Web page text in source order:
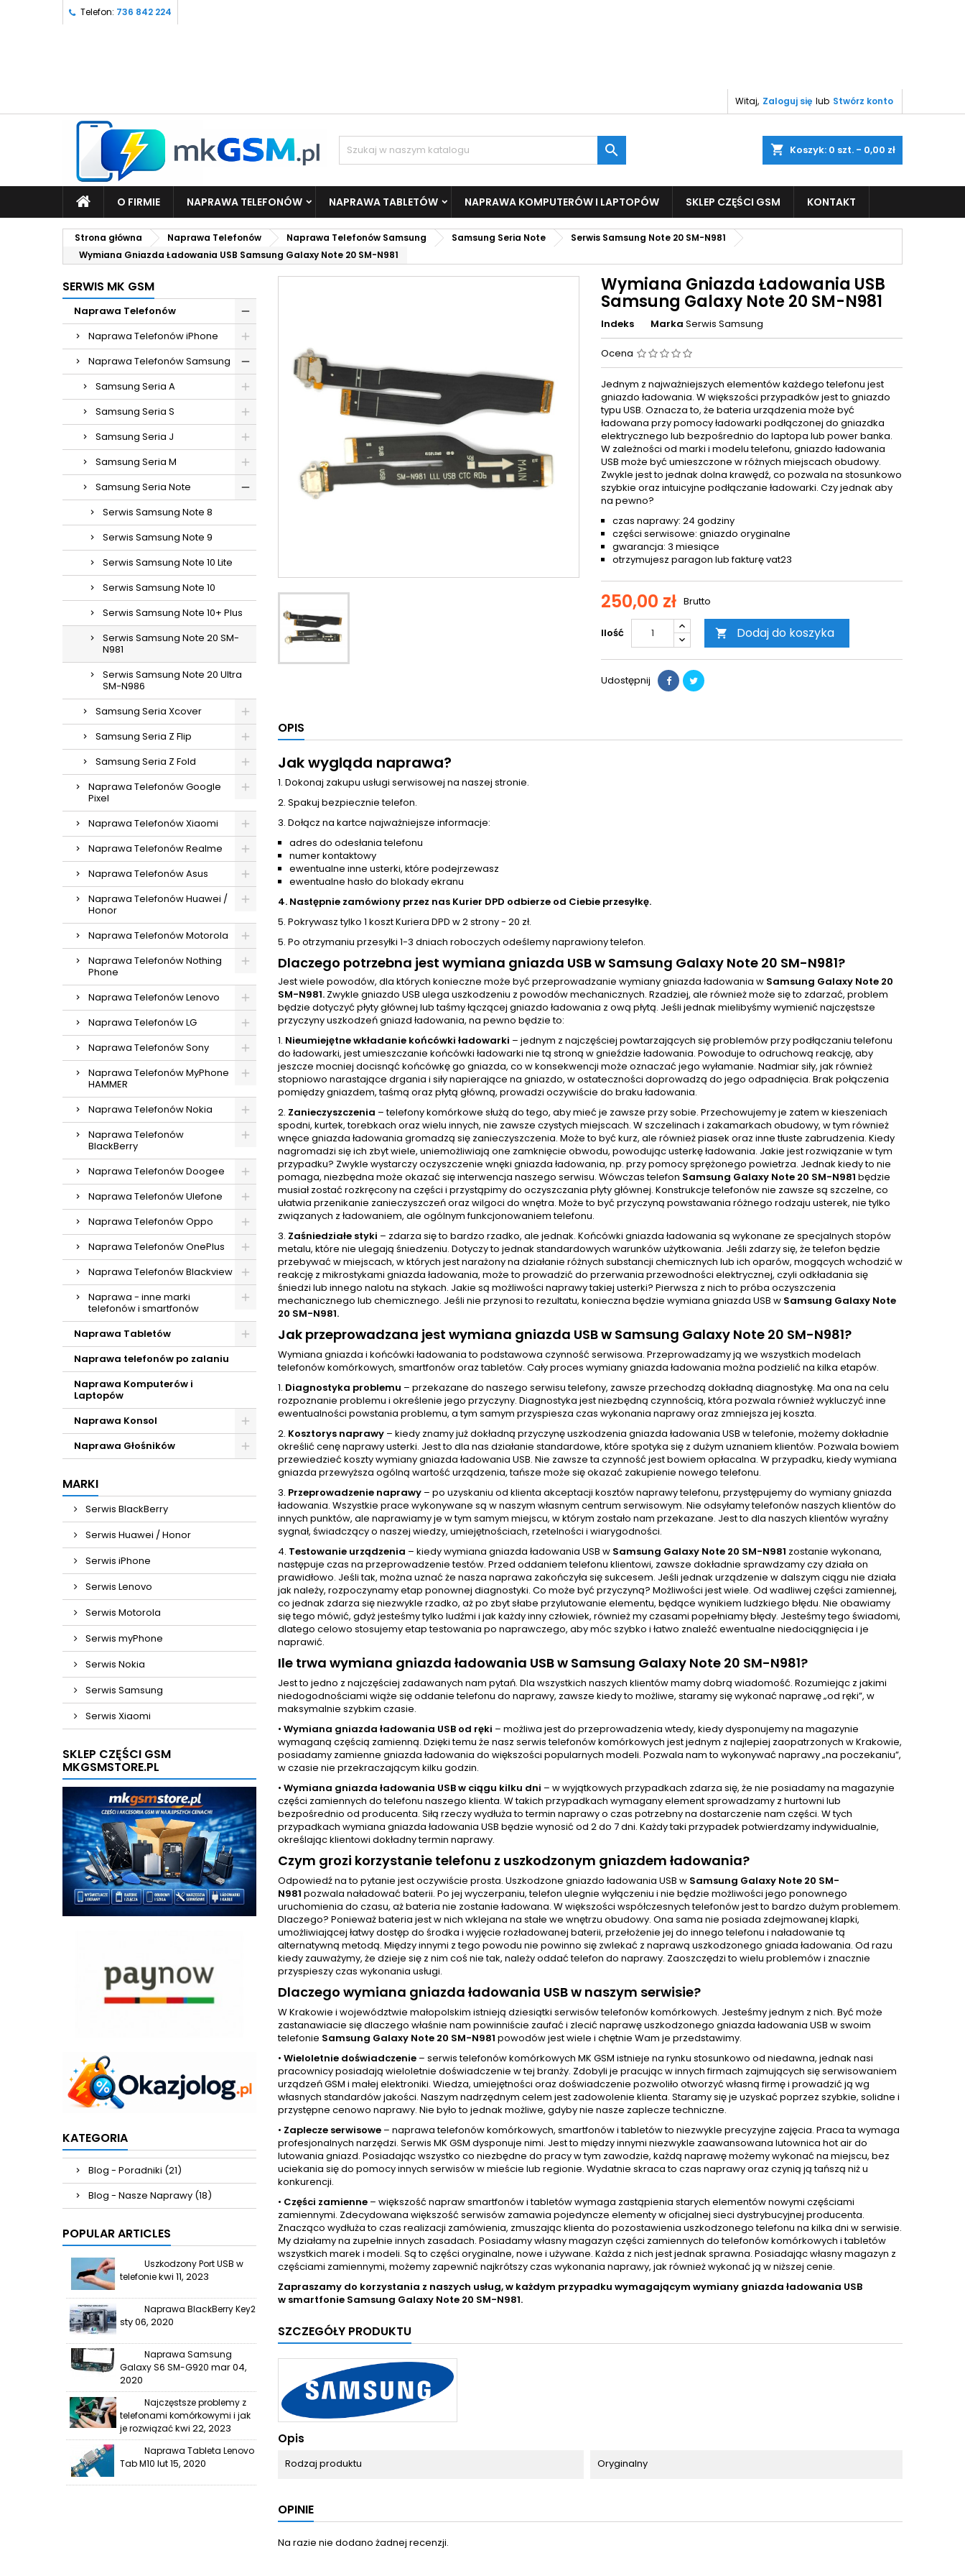
Telefon: 736 842 224
Witaj, Zaloguj się lub Stwórz konto
shopping_cart Koszyk: 0 szt. - 0,00 zł

O FIRMIE NAPRAWA TELEFONÓW NAPRAWA TABLETÓW NAPRAWA KOMPUTERÓW I LAPTOPÓW SKLEP CZĘŚCI GSM KONTAKT
Strona główna Naprawa Telefonów Naprawa Telefonów Samsung Samsung Seria Note
Serwis Samsung Note 20 SM-N981
Wymiana Gniazda Ładowania USB Samsung Galaxy Note 20 SM-N981
SERWIS MK GSM
Naprawa Telefonów
Naprawa Telefonów iPhone
Naprawa Telefonów Samsung
Samsung Seria A
Samsung Seria S
Samsung Seria J
Samsung Seria M
Samsung Seria Note
Serwis Samsung Note 8
Serwis Samsung Note 9
Serwis Samsung Note 10 Lite
Serwis Samsung Note 10
Serwis Samsung Note 10+ Plus
Serwis Samsung Note 20 SM-
N981
Serwis Samsung Note 20 Ultra
SM-N986
Samsung Seria Xcover
Samsung Seria Z Flip
Samsung Seria Z Fold
Naprawa Telefonów Google
Pixel
Naprawa Telefonów Xiaomi
Naprawa Telefonów Realme
Naprawa Telefonów Asus
Naprawa Telefonów Huawei /
Honor
Naprawa Telefonów Motorola
Naprawa Telefonów Nothing
Phone
Naprawa Telefonów Lenovo
Naprawa Telefonów LG
Naprawa Telefonów Sony
Naprawa Telefonów MyPhone
HAMMER
Naprawa Telefonów Nokia
Naprawa Telefonów
BlackBerry
Naprawa Telefonów Doogee
Naprawa Telefonów Ulefone
Naprawa Telefonów Oppo
Naprawa Telefonów OnePlus
Naprawa Telefonów Blackview
Naprawa - inne marki
telefonów i smartfonów
Naprawa Tabletów
Naprawa telefonów po zalaniu
Naprawa Komputerów i
Laptopów
Naprawa Konsol
Naprawa Głośników
MARKI
Serwis BlackBerry
Serwis Huawei / Honor
Serwis iPhone
Serwis Lenovo
Serwis Motorola
Serwis myPhone
Serwis Nokia
Serwis Samsung
Serwis Xiaomi
SKLEP CZĘŚCI GSM
MKGSMSTORE.PL
KATEGORIA
Blog - Poradniki (21)
Blog - Nasze Naprawy (18)
POPULAR ARTICLES
Uszkodzony Port USB w
telefoniekwi 11, 2023
Naprawa BlackBerry Key2
sty 06, 2020
Naprawa Samsung
Galaxy S6 SM-G920 mar 04,
2020
Najczęstsze problemy z
telefonami komórkowymi i jak
je rozwiązaćkwi 22, 2023
Naprawa Tableta Lenovo
Tab M10 lut 15, 2020
Wymiana Gniazda Ładowania USB
Samsung Galaxy Note 20 SM-N981
Indeks Marka Serwis Samsung
Ocena
Jednym z najważniejszych elementów każdego telefonu jest
gniazdo ładowania. W większości przypadków jest to gniazdo
typu USB. Oznacza to, że bateria urządzenia może być
ładowana przy pomocy ładowarki podłączonej do gniazdka
elektrycznego lub bezpośrednio do laptopa lub power banka.
W zależności od marki i modelu telefonu, gniazdo ładowania
USB może być umieszczone w różnych miejscach obudowy.
Zwykle jest to jednak dolna krawędź, co pozwala na stosunkowo
szybkie oraz intuicyjne podłączanie ładowarki. Czy jednak aby
na pewno?
czas naprawy: 24 godziny
części serwisowe: gniazdo oryginalne
gwarancja: 3 miesiące
otrzymujesz paragon lub fakturę vat23
250,00 zł Brutto
Ilość  Dodaj do koszyka
Udostępnij
OPIS
Jak wygląda naprawa?
1. Dokonaj zakupu usługi serwisowej na naszej stronie.
2. Spakuj bezpiecznie telefon.
3. Dołącz na kartce najważniejsze informacje:
adres do odesłania telefonu
numer kontaktowy
ewentualne inne usterki, które podejrzewasz
ewentualne hasło do blokady ekranu
4. Następnie zamówiony przez nas Kurier DPD odbierze od Ciebie przesyłkę.
5. Pokrywasz tylko 1 koszt Kuriera DPD w 2 strony - 20 zł.
5. Po otrzymaniu przesyłki 1-3 dniach roboczych odeślemy naprawiony telefon.
Dlaczego potrzebna jest wymiana gniazda USB w Samsung Galaxy Note 20 SM-N981?
Jest wiele powodów, dla których konieczne może być przeprowadzanie wymiany gniazda ładowania w Samsung Galaxy Note 20
SM-N981. Zwykle gniazdo USB ulega uszkodzeniu z powodów mechanicznych. Rzadziej, ale również może się to zdarzać, problem
będzie dotyczyć płyty głównej lub taśmy łączącej gniazdo ładowania z ową płytą. Jeśli jednak mielibyśmy wymienić najczęstsze
przyczyny uszkodzeń gniazd ładowania, na pewno będzie to:
1. Nieumiejętne wkładanie końcówki ładowarki – jednym z najczęściej powtarzających się problemów przy podłączaniu telefonu
do ładowarki, jest umieszczanie końcówki ładowarki nie tą stroną w gnieździe ładowania. Powoduje to odruchową reakcję, aby
jeszcze mocniej docisnąć końcówkę go gniazda, co w konsekwencji może oznaczać jego wyłamanie. Nadmiar siły, jak również
stopniowo narastające drgania i siły napierające na gniazdo, w ostateczności doprowadzą do jego odpadnięcia. Brak połączenia
pomiędzy gniazdem, taśmą oraz płytą główną, prowadzi oczywiście do braku ładowania.
2. Zanieczyszczenia – telefony komórkowe służą do tego, aby mieć je zawsze przy sobie. Przechowujemy je zatem w kieszeniach
spodni, kurtek, torebkach oraz wielu innych, nie zawsze czystych miejscach. W szczelinach i zakamarkach obudowy, w tym również
wnęce gniazda ładowania gromadzą się zanieczyszczenia. Może to być kurz, ale również piasek oraz inne tłuste zabrudzenia. Kiedy
nagromadzi się ich zbyt wiele, uniemożliwiają one zamknięcie obwodu, powodując usterkę ładowania. Jakie jest rozwiązanie w tym
przypadku? Zwykle wystarczy oczyszczenie wnęki gniazda ładowania, np. przy pomocy sprężonego powietrza. Jednak kiedy to nie
pomaga, niezbędna może okazać się interwencja naszego serwisu. Wówczas telefon Samsung Galaxy Note 20 SM-N981 będzie
musiał zostać rozkręcony na części i przystąpimy do oczyszczania płyty głównej. Konstrukcje telefonów nie zawsze są szczelne, co
ułatwia przenikanie zanieczyszczeń oraz wilgoci do wnętra. Może to być przyczyną powstawania różnego rodzaju usterek, nie tylko
związanych z ładowaniem, ale ogólnym funkcjonowaniem telefonu.
3. Zaśniedziałe styki – zdarza się to bardzo rzadko, ale jednak. Końcówki gniazda ładowania są wykonane ze specjalnych stopów
metalu, które nie ulegają śniedzeniu. Dotyczy to jednak standardowych warunków użytkowania. Jeśli zdarzy się, że telefon będzie
przebywać w miejscach, w których jest narażony na działanie różnych substancji chemicznych lub ich oparów, mogących wchodzić w
reakcję z mikrostykami gniazda ładowania, może to prowadzić do przerwania przewodności elektrycznej, czyli odkładania się
śniedzi lub innego nalotu na stykach. Jakie są możliwości naprawy takiej usterki? Pierwsza z nich to próba oczyszczenia
mechanicznego lub chemicznego. Jeśli nie przynosi to rezultatu, konieczna będzie wymiana gniazda USB w Samsung Galaxy Note
20 SM-N981.
Jak przeprowadzana jest wymiana gniazda USB w Samsung Galaxy Note 20 SM-N981?
Wymiana gniazda i końcówki ładowania to podstawowa czynność serwisowa. Przeprowadzamy ją we wszystkich modelach
telefonów komórkowych, smartfonów oraz tabletów. Cały proces wymiany gniazda ładowania można podzielić na kilka etapów.
1. Diagnostyka problemu – przekazane do naszego serwisu telefony, zawsze przechodzą dokładną diagnostykę. Ma ona na celu
rozpoznanie problemu i określenie jego przyczyny. Diagnostyka jest niezbędną czynnością, która pozwala również wykluczyć inne
ewentualności powstania problemu, a tym samym przyspiesza czas wykonania naprawy oraz zmniejsza jej koszta.
2. Kosztorys naprawy – kiedy znamy już dokładną przyczynę uszkodzenia gniazda ładowania USB w telefonie, możemy dokładnie
określić cenę naprawy usterki. Jest to dla nas działanie standardowe, które spotyka się z dużym uznaniem klientów. Pozwala bowiem
przewiedzieć koszty wymiany gniazda ładowania USB. Nie zawsze ta czynność jest bowiem opłacalna. W przypadku, kiedy wymiana
gniazda przewyższa ogólną wartość urządzenia, tańsze może się okazać zakupienie nowego telefonu.
3. Przeprowadzenie naprawy – po uzyskaniu od klienta akceptacji kosztów naprawy telefonu, przystępujemy do wymiany gniazda
ładowania. Wszystkie prace wykonywane są w naszym własnym centrum serwisowym. Nie odsyłamy telefonów naszych klientów do
innych punktów, ale naprawiamy je w tym samym miejscu, w którym zostało nam przekazane. Jest to dla naszych klientów wyraźny
sygnał, świadczący o naszej wiedzy, umiejętnościach, rzetelności i wiarygodności.
4. Testowanie urządzenia – kiedy wymiana gniazda ładowania USB w Samsung Galaxy Note 20 SM-N981 zostanie wykonana,
następuje czas na przeprowadzenie testów. Przed oddaniem telefonu klientowi, zawsze dokładnie sprawdzamy czy działa on
prawidłowo. Jeśli tak, można uznać że nasza naprawa zakończyła się sukcesem. Jeśli jednak urządzenie w dalszym ciągu nie działa
jak należy, rozpoczynamy etap ponownej diagnostyki. Co może być przyczyną? Możliwości jest wiele. Od wadliwej części zamiennej,
co jednak zdarza się niezwykle rzadko, aż po zbyt słabe przylutowanie elementu, będące wynikiem ludzkiego błędu. Nie obawiamy
się tego mówić, gdyż jesteśmy tylko ludźmi i jak każdy inny człowiek, również my czasami popełniamy błędy. Jesteśmy tego świadomi,
dlatego celowo stosujemy etap testowania po naprawczego, aby móc szybko i łatwo znaleźć ewentualne niedociągnięcia i je
naprawić.
Ile trwa wymiana gniazda ładowania USB w Samsung Galaxy Note 20 SM-N981?
Jest to jedno z najczęściej zadawanych nam pytań. Dla wszystkich naszych klientów mamy dobrą wiadomość. Rozumiejąc z jakimi
niedogodnościami wiąże się oddanie telefonu do naprawy, zawsze kiedy to możliwe, staramy się wykonać naprawę „od ręki”, w
maksymalnie szybkim czasie.
• Wymiana gniazda ładowania USB od ręki – możliwa jest do przeprowadzenia wtedy, kiedy dysponujemy na magazynie
wymaganą częścią zamienną. Dzięki temu że nasz serwis telefonów komórkowych jest jednym z najlepiej zaopatrzonych w Krakowie,
posiadamy zamienne gniazda ładowania do większości popularnych modeli. Pozwala nam to wykonywać naprawy „na poczekaniu”,
w czasie nie przekraczającym kilku godzin.
• Wymiana gniazda ładowania USB w ciągu kilku dni – w wyjątkowych przypadkach zdarza się, że nie posiadamy na magazynie
części zamiennych do telefonu naszego klienta. W takich przypadkach wymagany element sprowadzamy z hurtowni lub
bezpośrednio od producenta. Siłą rzeczy wydłuża to termin naprawy o czas potrzebny na dostarczenie nam części. W tych
przypadkach wymiana gniazda ładowania USB będzie wynosić od 2 do 7 dni. Każdy taki przypadek potwierdzamy indywidualnie,
określając klientowi dokładny termin naprawy.
Czym grozi korzystanie telefonu z uszkodzonym gniazdem ładowania?
Odpowiedź na to pytanie jest oczywiście prosta. Uszkodzone gniazdo ładowania USB w Samsung Galaxy Note 20 SM-
N981 pozwala naładować baterii. Po jej wyczerpaniu, telefon ulegnie wyłączeniu i nie będzie możliwości jego ponownego
uruchomienia do czasu, aż bateria nie zostanie ładowana. W większości współczesnych telefonów jest to bardzo dużym problemem.
Dlaczego? Ponieważ bateria jest w nich wklejana na stałe we wnętrzu obudowy. Ona sama nie posiada zdejmowanej klapki,
umożliwiającej łatwy dostęp do środka i wyjęcie rozładowanej baterii, przełożenie jej do innego telefonu i naładowanie tą
alternatywną metodą. Między innymi z tego powodu nie powinno się zwlekać z naprawą uszkodzonego gniada ładowania. Od razu
kiedy zauważymy, że dzieje się z nim coś nie tak, należy oddać telefon do naprawy. Zaoszczędzi to wielu problemów i znacznie
przyspieszy czas wykonania usługi.
Dlaczego wymiana gniazda ładowania USB w naszym serwisie?
W Krakowie i województwie małopolskim istnieją dziesiątki serwisów telefonów komórkowych. Jesteśmy jednym z nich. Być może
zastanawiacie się dlaczego właśnie nam powinniście zaufać i zlecić naprawę uszkodzonego gniazda ładowania USB w swoim
telefonie Samsung Galaxy Note 20 SM-N981 powodów jest wiele i chętnie Wam je przedstawimy.
• Wieloletnie doświadczenie – serwis telefonów komórkowych MK GSM istnieje na rynku stosunkowo od niedawna, jednak nasi
pracownicy posiadają wieloletnie doświadczenie w tej branży. Zdobyli je pracując w innych firmach zajmujących się serwisowaniem
urządzeń GSM i małej elektroniki. Wiedza, umiejętności oraz doświadczenie pozwoliło otworzyć własną firmę i prowadzić ją wg
własnych standardów jakości. Naszym nadrzędnym celem jest zadowolenie klienta. Staramy się je uzyskać poprzez szybkie, solidne i
przystępne cenowo naprawy. Nie było to jednak możliwe, gdyby nie nasze zaplecze techniczne.
• Zaplecze serwisowe – naprawa telefonów komórkowych, smartfonów i tabletów to niezwykle precyzyjne zajęcia. Praca ta wymaga
profesjonalnych narzędzi. Serwis MK GSM dysponuje nimi. Jest to między innymi niezwykle zaawansowana lutownica hot air do
lutowania gniazd. Posiadając wszystko co niezbędne do pracy w tym zawodzie, każdą naprawę możemy wykonać na miejscu, bez
uciekania się do pomocy innych serwisów w mieście lub regionie. Wydatnie skraca to czas naprawy oraz czynią ją tańszą niż u
konkurencji.
• Części zamienne – większość napraw smartfonów i tabletów wymaga zastąpienia starych elementów nowymi częściami
zamiennymi. Zdecydowana większość serwisów zamawia pojedyncze elementy w oficjalnej sieci dystrybucyjnej producenta.
Znacząco wydłuża to czas realizacji zamówienia, zmuszając klienta do pozostawienia uszkodzonego telefonu na kilka dni w serwisie.
My działamy na zupełnie innych zasadach. Posiadamy własny magazyn części zamiennych do telefonów komórkowych i tabletów
wszystkich marek i modeli. Są to części oryginalne, nowe i używane. Każda z nich jest jednak sprawna. Posiadając własny magazyn z
częściami zamiennymi, możemy zapewnić najkrótszy czas wykonania naprawy, jak również wykonać ją w niższej cenie.
Zapraszamy do korzystania z naszych usług, w każdym przypadku wymagającym wymiany gniazda ładowania USB
w smartfonie Samsung Galaxy Note 20 SM-N981.
SZCZEGÓŁY PRODUKTU
Opis
Rodzaj produktu Oryginalny
OPINIE
Na razie nie dodano żadnej recenzji.